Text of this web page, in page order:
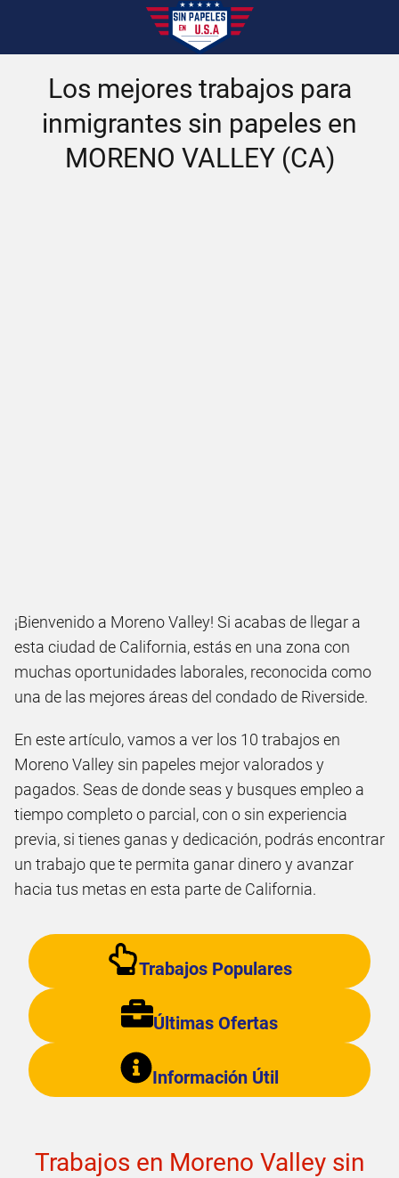
Los mejores trabajos para
inmigrantes sin papeles en
MORENO VALLEY (CA)
¡Bienvenido a Moreno Valley! Si acabas de llegar a
esta ciudad de California, estás en una zona con
muchas oportunidades laborales, reconocida como
una de las mejores áreas del condado de Riverside.
En este artículo, vamos a ver los 10 trabajos en
Moreno Valley sin papeles mejor valorados y
pagados. Seas de donde seas y busques empleo a
tiempo completo o parcial, con o sin experiencia
previa, si tienes ganas y dedicación, podrás encontrar
un trabajo que te permita ganar dinero y avanzar
hacia tus metas en esta parte de California.
Trabajos Populares
Últimas Ofertas
Información Útil
Trabajos en Moreno Valley sin